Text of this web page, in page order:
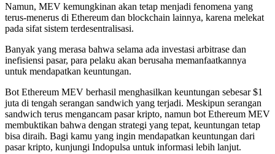
Namun, MEV kemungkinan akan tetap menjadi fenomena yang
terus-menerus di Ethereum dan blockchain lainnya, karena melekat
pada sifat sistem terdesentralisasi.
Banyak yang merasa bahwa selama ada investasi arbitrase dan
inefisiensi pasar, para pelaku akan berusaha memanfaatkannya
untuk mendapatkan keuntungan.
Bot Ethereum MEV berhasil menghasilkan keuntungan sebesar $1
juta di tengah serangan sandwich yang terjadi. Meskipun serangan
sandwich terus mengancam pasar kripto, namun bot Ethereum MEV
membuktikan bahwa dengan strategi yang tepat, keuntungan tetap
bisa diraih. Bagi kamu yang ingin mendapatkan keuntungan dari
pasar kripto, kunjungi Indopulsa untuk informasi lebih lanjut.